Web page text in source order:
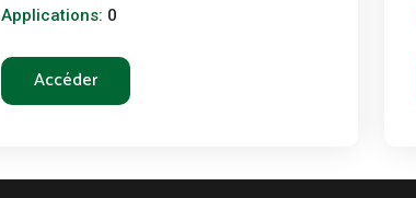
Applications: 0
Accéder